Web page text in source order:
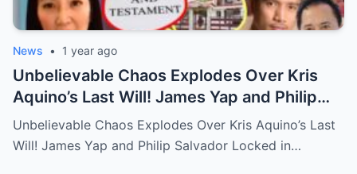
News • 1 year ago
Unbelievable Chaos Explodes Over Kris
Aquino’s Last Will! James Yap and Philip
Salvador Locked in Explosive Battle for Her
Hidden Fortune and Shocking Secrets—
Unbelievable Chaos Explodes Over Kris Aquino’s Last
Will! James Yap and Philip Salvador Locked in…